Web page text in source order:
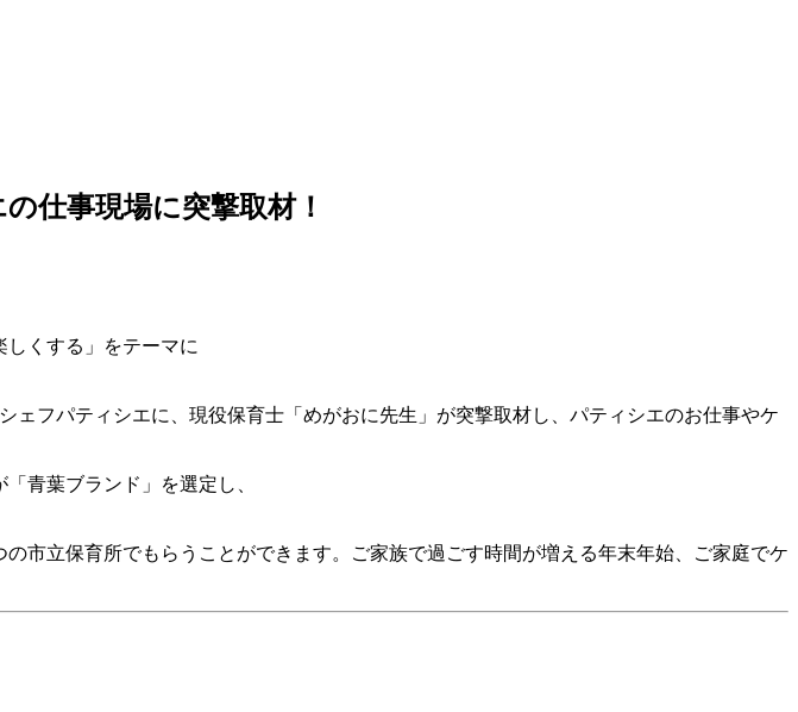
仕事現場に突撃取材！
くする」をテーマに
フパティシエに、現役保育士「めがおに先生」が突撃取材し、パティシエのお仕事やケ
青葉ブランド」を選定し、
市立保育所でもらうことができます。ご家族で過ごす時間が増える年末年始、ご家庭でケ